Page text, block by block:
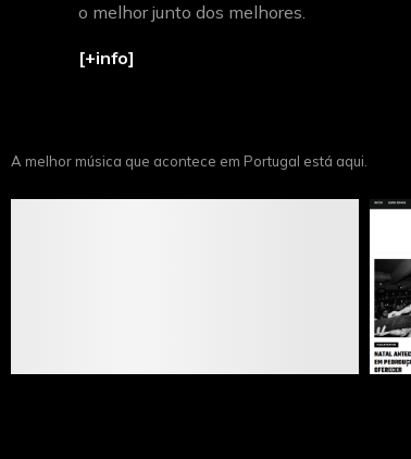
o melhor junto dos melhores.
[+info]
A melhor música que acontece em Portugal está aqui.